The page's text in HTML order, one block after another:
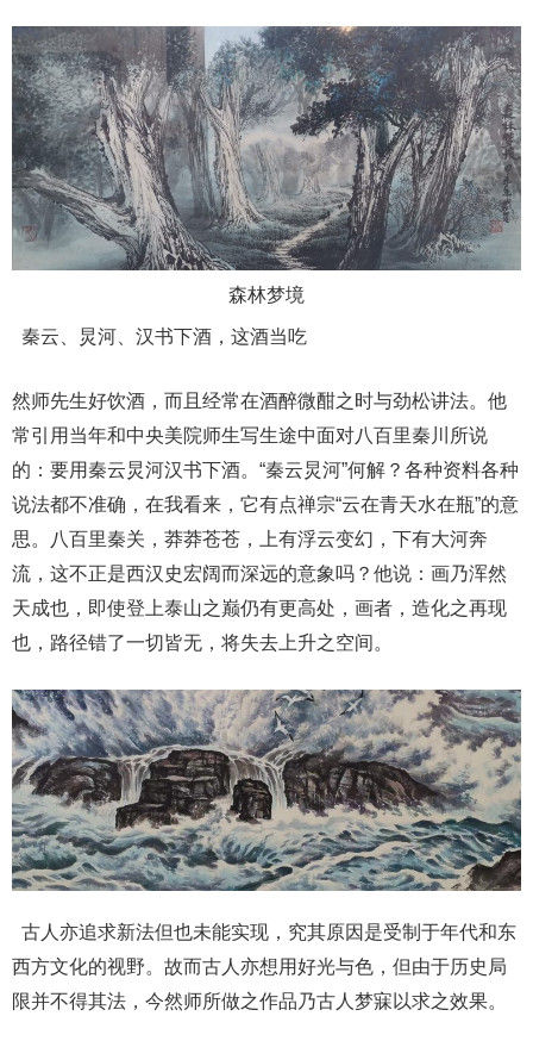
森林梦境
秦云、炅河、汉书下酒，这酒当吃
然师先生好饮酒，而且经常在酒醉微酣之时与劲松讲法。他
常引用当年和中央美院师生写生途中面对八百里秦川所说
的：要用秦云炅河汉书下酒。“秦云炅河”何解？各种资料各种
说法都不准确，在我看来，它有点禅宗“云在青天水在瓶”的意
思。八百里秦关，莽莽苍苍，上有浮云变幻，下有大河奔
流，这不正是西汉史宏阔而深远的意象吗？他说：画乃浑然
天成也，即使登上泰山之巅仍有更高处，画者，造化之再现
也，路径错了一切皆无，将失去上升之空间。
古人亦追求新法但也未能实现，究其原因是受制于年代和东
西方文化的视野。故而古人亦想用好光与色，但由于历史局
限并不得其法，今然师所做之作品乃古人梦寐以求之效果。